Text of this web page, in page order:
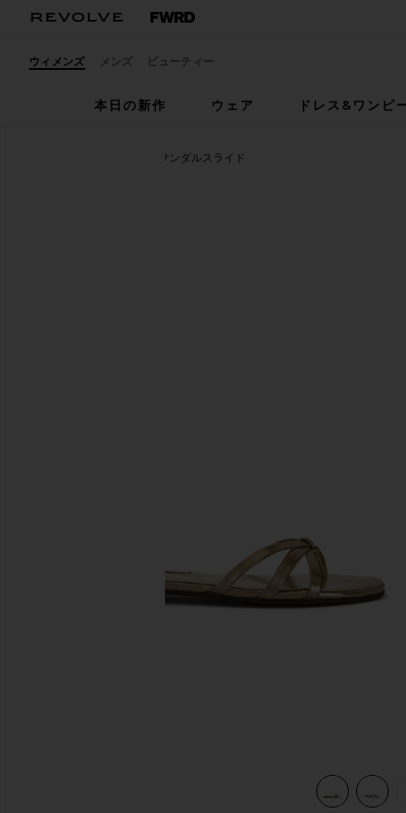
ウィメンズ メンズ ビューティー
本日の新作 ウェア ドレス&ワンピ
CALISSI サンダルスライド
view 5 of 5 CALISSI サンダルスライド in Champagne